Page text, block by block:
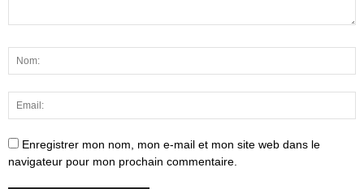
Enregistrer mon nom, mon e-mail et mon site web dans le
navigateur pour mon prochain commentaire.